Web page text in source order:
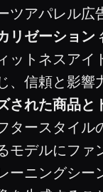
ツアパレル広
リゼーション
ットネスアイ
、信頼と影響
された商品と
タースタイル
モデルにフ
ーニングシー